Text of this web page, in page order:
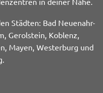
Städten: Bad Neuenahr-
Gerolstein, Koblenz,
Mayen, Westerburg und